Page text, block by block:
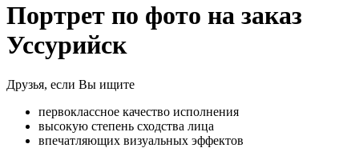
Портрет по фото на заказ
Уссурийск
Друзья, если Вы ищите
первоклассное качество исполнения
высокую степень сходства лица
впечатляющих визуальных эффектов